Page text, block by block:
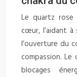
Le quartz rose
cœur, l’aidant à
l’ouverture du
compassion.
blocages